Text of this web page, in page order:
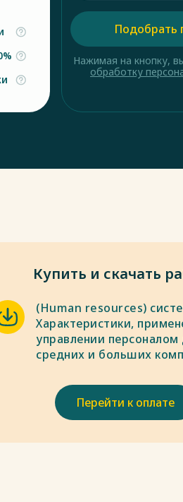
Подобрать
Нажимая на кнопку,
обработку
Купить и скачать
(Human resources)
Характеристики,
управлении
средних и больших
Перейти к оплате